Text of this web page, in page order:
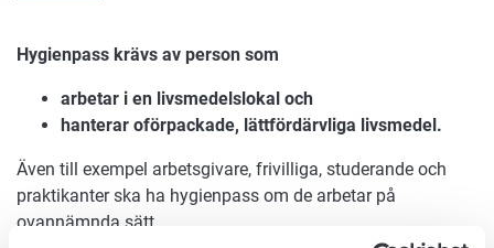
Hygienpass krävs av person som
arbetar i en livsmedelslokal och
hanterar oförpackade, lättfördärvliga livsmedel.
Även till exempel arbetsgivare, frivilliga, studerande och
praktikanter ska ha hygienpass om de arbetar på
ovannämnda sätt.